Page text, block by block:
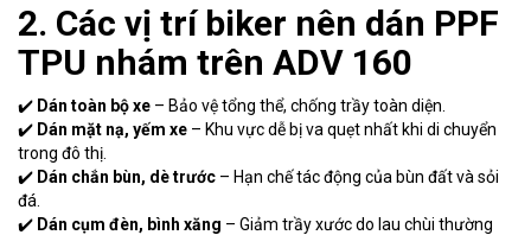
2. Các vị trí biker nên dán PPF
TPU nhám trên ADV 160
✔️ Dán toàn bộ xe – Bảo vệ tổng thể, chống trầy toàn diện.
✔️ Dán mặt nạ, yếm xe – Khu vực dễ bị va quẹt nhất khi di chuyển
trong đô thị.
✔️ Dán chắn bùn, dè trước – Hạn chế tác động của bùn đất và sỏi
đá.
✔️ Dán cụm đèn, bình xăng – Giảm trầy xước do lau chùi thường